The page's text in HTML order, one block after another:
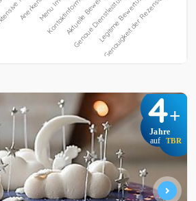
4+
Jahre
auf TBR